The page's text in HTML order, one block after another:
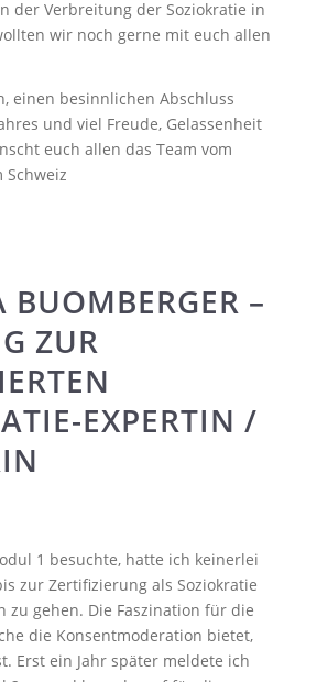
der Verbreitung der Soziokratie in
wir noch gerne mit euch allen
einen besinnlichen Abschluss
und viel Freude, Gelassenheit
euch allen das Team vom
Schweiz
BUOMBERGER –
ZUR
EXPERTIN /
1 besuchte, hatte ich keinerlei
zur Zertifizierung als Soziokratie
zu gehen. Die Faszination für die
die Konsentmoderation bietet,
Erst ein Jahr später meldete ich